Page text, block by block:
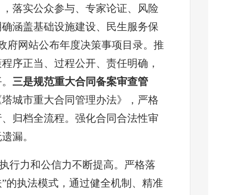
落实公众参与、专家论证、风险
涵盖基础设施建设、民生服务保
府网站公布年度决策事项目录。推
序正当、过程公开、责任明确，
三是规范重大合同备案审查管
城市重大合同管理办法》，严格
归档全流程。强化合同合法性审
漏。
行力和公信力不断提高。 严格落
的执法模式，通过健全机制、精准